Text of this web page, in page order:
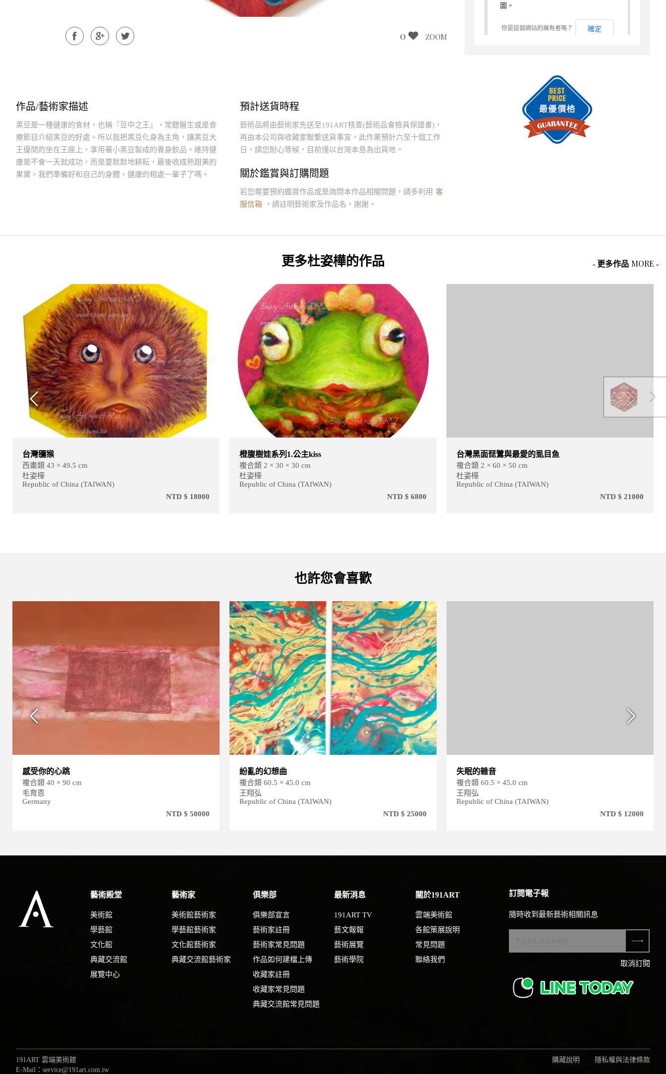
0 ZOOM
作品/藝術家描述
黑豆是一種健康的食材，也稱『豆中之王』，常聽醫生或是食
療節目介紹黑豆的好處。所以我把黑豆化身為主角，讓黑豆大
王優閒的坐在王座上，享用著小黑豆製成的養身飲品。維持健
康是不會一天就成功，而是要默默地耕耘，最後收成熟甜美的
果實。我們準備好和自己的身體，健康的相處一輩子了嗎。
預計送貨時程
藝術品將由藝術家先送至191ART核查(藝術品會檢具保證書)，
再由本公司與收藏家聯繫送貨事宜，此作業預計六至十個工作
日，請您耐心等候，目前僅以台灣本島為出貨地。
關於鑑賞與訂購問題
若您需要預約鑑賞作品或是詢問本作品相關問題，請多利用 客
服信箱
，請註明藝術家及作品名，謝謝。
圖。
你是這個網站的擁有者嗎？ 確定
更多杜姿樺的作品 - 更多作品 MORE -
台灣獼猴
西畫類 43 × 49.5 cm
杜姿樺
Republic of China (TAIWAN)
NTD $ 18000
橙腹樹娃系列1.公主kiss
複合類 2 × 30 × 30 cm
杜姿樺
Republic of China (TAIWAN)
NTD $ 6800
台灣黑面琵鷺與最愛的虱目鱼
複合類 2 × 60 × 50 cm
杜姿樺
Republic of China (TAIWAN)
NTD $ 21000
也許您會喜歡
感受你的心跳
複合類 40 × 90 cm
毛育恩
Germany
NTD $ 50000
紛亂的幻想曲
複合類 60.5 × 45.0 cm
王翔弘
Republic of China (TAIWAN)
NTD $ 25000
失眠的雜音
複合類 60.5 × 45.0 cm
王翔弘
Republic of China (TAIWAN)
NTD $ 12000
藝術殿堂
美術館
學藝館
文化館
典藏交流館
展覽中心
藝術家
美術館藝術家
學藝館藝術家
文化館藝術家
典藏交流館藝術家
俱樂部
俱樂部宣言
藝術家註冊
藝術家常見問題
作品如何建檔上傳
收藏家註冊
收藏家常見問題
典藏交流館常見問題
最新消息
191ART TV
藝文報報
藝術展覽
藝術學院
關於191ART
雲端美術館
各館策展說明
常見問題
聯絡我們
訂閱電子報
隨時收到最新藝術相關訊息
取消訂閱
191ART 雲端美術館
E-Mail：service@191art.com.tw
購藏說明 隱私權與法律條款